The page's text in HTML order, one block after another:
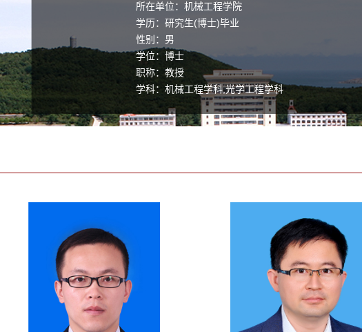
所在单位：机械工程学院
学历：研究生(博士)毕业
性别：男
学位：博士
职称：教授
学科：机械工程学科,光学工程学科